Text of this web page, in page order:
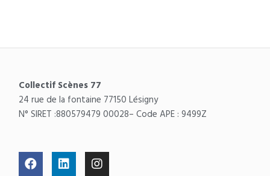
Collectif Scènes 77
24 rue de la fontaine 77150 Lésigny
N° SIRET :880579479 00028– Code APE : 9499Z